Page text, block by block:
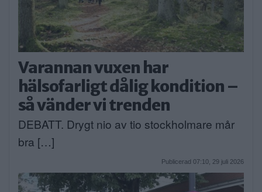
Varannan vuxen har
hälsofarligt dålig kondition –
så vänder vi trenden
DEBATT. Drygt nio av tio stockholmare mår
bra […]
Publicerad 07:10, 29 juli 2026